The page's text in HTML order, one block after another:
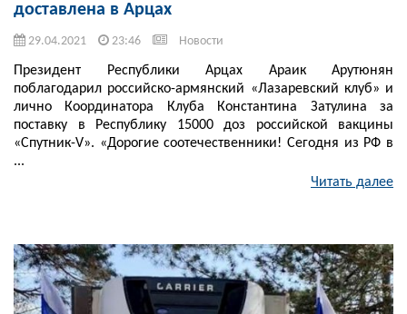
доставлена в Арцах
29.04.2021 23:46 Новости
Президент Республики Арцах Араик Арутюнян
поблагодарил российско-армянский «Лазаревский клуб» и
лично Координатора Клуба Константина Затулина за
поставку в Республику 15000 доз российской вакцины
«Спутник-V». «Дорогие соотечественники! Сегодня из РФ в
...
Читать далее